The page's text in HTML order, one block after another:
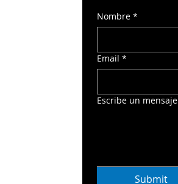
Nombre *
Email *
Escribe un mensaje
Submit